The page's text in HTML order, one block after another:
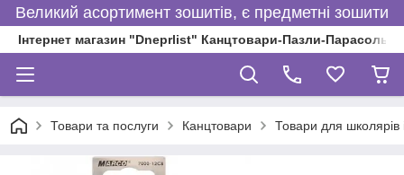
Великий асортимент зошитів, є предметні зошити
Інтернет магазин "Dneprlist" Канцтовари-Пазли-Парасольки
Товари та послуги Канцтовари Товари для школярів